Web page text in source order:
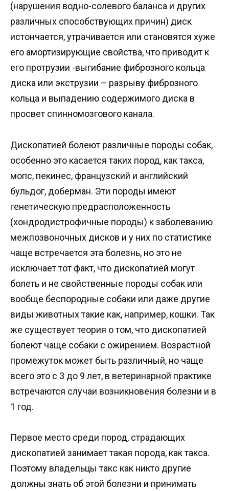
(нарушения водно-солевого баланса и других
различных способствующих причин) диск
истончается, утрачивается или становятся хуже
его амортизирующие свойства, что приводит к
его протрузии -выгибание фиброзного кольца
диска или экструзии – разрыву фиброзного
кольца и выпадению содержимого диска в
просвет спинномозгового канала.
Дископатией болеют различные породы собак,
особенно это касается таких пород, как такса,
мопс, пекинес, французский и английский
бульдог, доберман. Эти породы имеют
генетическую предрасположенность
(хондродистрофичные породы) к заболеванию
межпозвоночных дисков и у них по статистике
чаще встречается эта болезнь, но это не
исключает тот факт, что дископатией могут
болеть и не свойственные породы собак или
вообще беспородные собаки или даже другие
виды животных такие как, например, кошки. Так
же существует теория о том, что дископатией
болеют чаще собаки с ожирением. Возрастной
промежуток может быть различный, но чаще
всего это с 3 до 9 лет, в ветеринарной практике
встречаются случаи возникновения болезни и в
1 год.
Первое место среди пород, страдающих
дископатией занимает такая порода, как такса.
Поэтому владельцы такс как никто другие
должны знать об этой болезни и принимать